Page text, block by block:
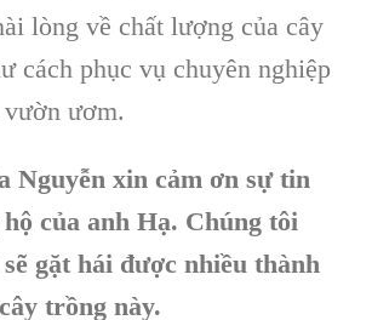
lòng về chất lượng của cây
cách phục vụ chuyên nghiệp
vườn ươm.
Nguyễn xin cảm ơn sự tin
của anh Hạ. Chúng tôi
gặt hái được nhiều thành
trồng này.